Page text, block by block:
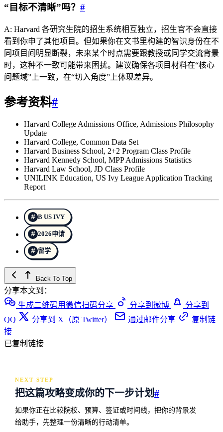
“目标不清晰”吗？ #
A: Harvard 各研究生院的招生系统相互独立，招生官不会直接
看到你申了其他项目。但如果你在文书里构建的智识身份在不
同项目间明显断裂，未来某个时点需要跟教授或同学交流背景
时，这种不一致可能带来困扰。建议确保各项目材料在“核心
问题域”上一致，在“切入角度”上体现差异。
参考资料#
Harvard College Admissions Office, Admissions Philosophy
Update
Harvard College, Common Data Set
Harvard Business School, 2+2 Program Class Profile
Harvard Kennedy School, MPP Admissions Statistics
Harvard Law School, JD Class Profile
UNILINK Education, US Ivy League Application Tracking
Report
B US IVY
2026申请
留学
Back To Top
分享本文到：
生成二维码用微信扫码分享
分享到微博
分享到
QQ
分享到 X（原 Twitter） 通过邮件分享
复制链
接
已复制链接
NEXT STEP
把这篇攻略变成你的下一步计划#
如果你正在比较院校、预算、签证或时间线，把你的背景发
给助手，先整理一份清晰的行动清单。